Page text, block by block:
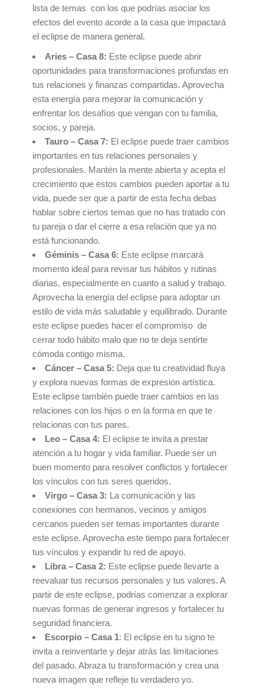
lista de temas con los que podrías asociar los
efectos del evento acorde a la casa que impactará
el eclipse de manera general.
Aries – Casa 8: Este eclipse puede abrir
oportunidades para transformaciones profundas en
tus relaciones y finanzas compartidas. Aprovecha
esta energía para mejorar la comunicación y
enfrentar los desafíos que vengan con tu familia,
socios, y pareja.
Tauro – Casa 7: El eclipse puede traer cambios
importantes en tus relaciones personales y
profesionales. Mantén la mente abierta y acepta el
crecimiento que estos cambios pueden aportar a tu
vida, puede ser que a partir de esta fecha debas
hablar sobre ciertos temas que no has tratado con
tu pareja o dar el cierre a esa relación que ya no
está funcionando.
Géminis – Casa 6: Este eclipse marcará
momento ideal para revisar tus hábitos y rutinas
diarias, especialmente en cuanto a salud y trabajo.
Aprovecha la energía del eclipse para adoptar un
estilo de vida más saludable y equilibrado. Durante
este eclipse puedes hacer el compromiso de
cerrar todo hábito malo que no te deja sentirte
cómoda contigo misma.
Cáncer – Casa 5: Deja que tu creatividad fluya
y explora nuevas formas de expresión artística.
Este eclipse también puede traer cambios en las
relaciones con los hijos o en la forma en que te
relacionas con tus pares.
Leo – Casa 4: El eclipse te invita a prestar
atención a tu hogar y vida familiar. Puede ser un
buen momento para resolver conflictos y fortalecer
los vínculos con tus seres queridos.
Virgo – Casa 3: La comunicación y las
conexiones con hermanos, vecinos y amigos
cercanos pueden ser temas importantes durante
este eclipse. Aprovecha este tiempo para fortalecer
tus vínculos y expandir tu red de apoyo.
Libra – Casa 2: Este eclipse puede llevarte a
reevaluar tus recursos personales y tus valores. A
partir de este eclipse, podrías comenzar a explorar
nuevas formas de generar ingresos y fortalecer tu
seguridad financiera.
Escorpio – Casa 1: El eclipse en tu signo te
invita a reinventarte y dejar atrás las limitaciones
del pasado. Abraza tu transformación y crea una
nueva imagen que refleje tu verdadero yo.